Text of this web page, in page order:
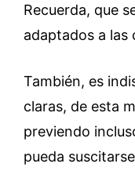
Recuerda, que
adaptados a las
También, es
claras, de esta
previendo
pueda